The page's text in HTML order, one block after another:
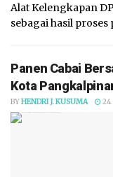
Alat Kelengkapan
sebagai hasil
Panen Cabai
Kota
BYHENDRI J. KUSUMA 24